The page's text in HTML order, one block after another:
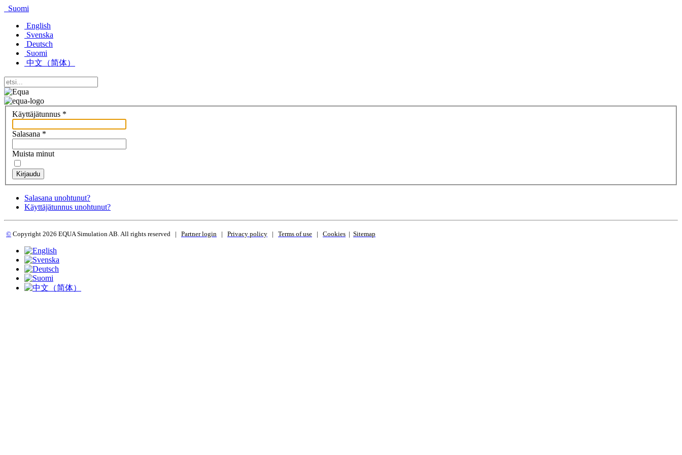
Suomi
English
Svenska
Deutsch
Suomi
中文（简体）
Käyttäjätunnus *
Salasana *
Muista minut
Kirjaudu
Salasana unohtunut?
Käyttäjätunnus unohtunut?
© Copyright 2026 EQUA Simulation AB. All rights reserved | Partner login | Privacy policy | Terms of use | Cookies | Sitemap